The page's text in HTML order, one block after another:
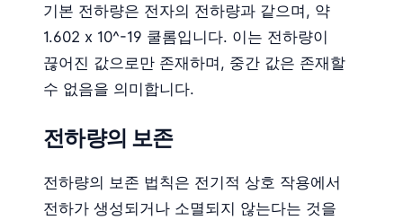
기본 전하량은 전자의 전하량과 같으며, 약
1.602 x 10^-19 쿨롬입니다. 이는 전하량이
끊어진 값으로만 존재하며, 중간 값은 존재할
수 없음을 의미합니다.
전하량의 보존
전하량의 보존 법칙은 전기적 상호 작용에서
전하가 생성되거나 소멸되지 않는다는 것을